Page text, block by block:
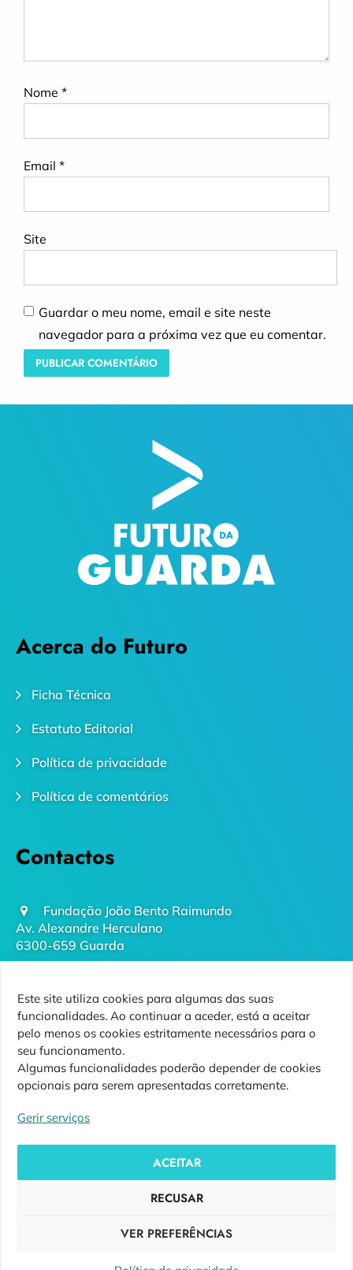
Este site utiliza cookies para algumas das suas
funcionalidades. Ao continuar a aceder, está a aceitar
pelo menos os cookies estritamente necessários para o
seu funcionamento.
Algumas funcionalidades poderão depender de cookies
opcionais para serem apresentadas corretamente.
Gerir serviços
ACEITAR
RECUSAR
VER PREFERÊNCIAS
Nome *
Email *
Site
Guardar o meu nome, email e site neste
navegador para a próxima vez que eu comentar.
Acerca do Futuro
Ficha Técnica
Estatuto Editorial
Política de privacidade
Política de comentários
Contactos
Fundação João Bento Raimundo
Av. Alexandre Herculano
6300-659 Guarda
271 220 410
(chamada para rede fixa nacional)
Siga-nos
Copyright ©Futuro da Guarda